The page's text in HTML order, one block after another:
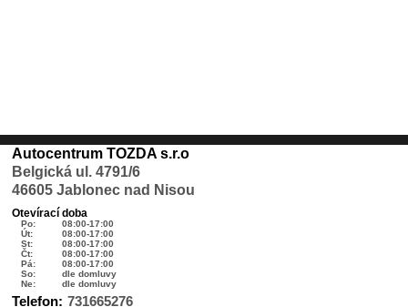
Autocentrum TOZDA s.r.o
Belgická ul. 4791/6
46605 Jablonec nad Nisou
Otevírací doba
Po:
08:00-17:00
Út:
08:00-17:00
St:
08:00-17:00
Čt:
08:00-17:00
Pá:
08:00-17:00
So:
dle domluvy
Ne:
dle domluvy
Telefon: 731665276